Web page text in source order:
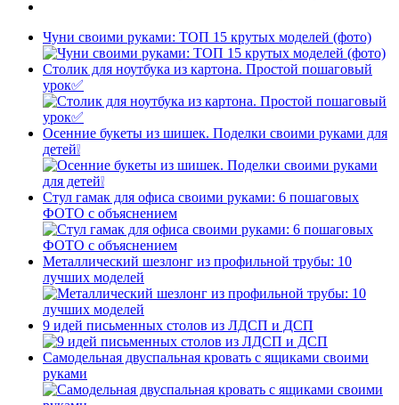
Чуни своими руками: ТОП 15 крутых моделей (фото)
Столик для ноутбука из картона. Простой пошаговый
урок✅
Осенние букеты из шишек. Поделки своими руками для
детей❕
Стул гамак для офиса своими руками: 6 пошаговых
ФОТО с объяснением
Металлический шезлонг из профильной трубы: 10
лучших моделей
9 идей письменных столов из ЛДСП и ДСП
Самодельная двуспальная кровать с ящиками своими
руками